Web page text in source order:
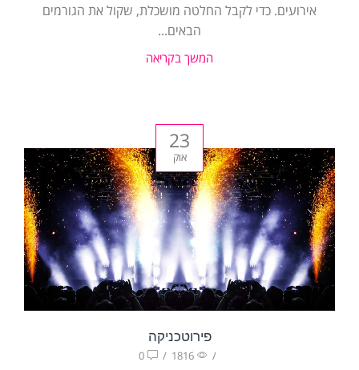
אירועים. כדי לקבל החלטה מושכלת, שקול את הגורמים
הבאים...
המשך בקריאה
23
אוק
פירוטכניקה
/
1816
/
0